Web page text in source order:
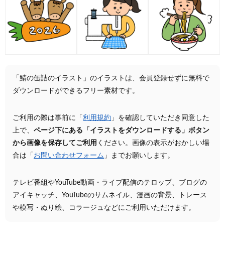
「鯖の缶詰のイラスト」のイラストは、会員登録せずに無料で
ダウンロードができるフリー素材です。
ご利用の際は事前に「 利用規約 」を確認していただき同意した
上で、 ページ下にある「イラストをダウンロードする」ボタン
から画像を保存してご利用 ください。画像の表示がおかしい場
合は「 お問い合わせフォーム 」までお願いします。
テレビ番組やYouTube動画・ライブ配信のテロップ、ブログの
アイキャッチ、YouTubeのサムネイル、漫画の背景、トレース
や模写・ぬり絵、コラージュなどにご利用いただけます。